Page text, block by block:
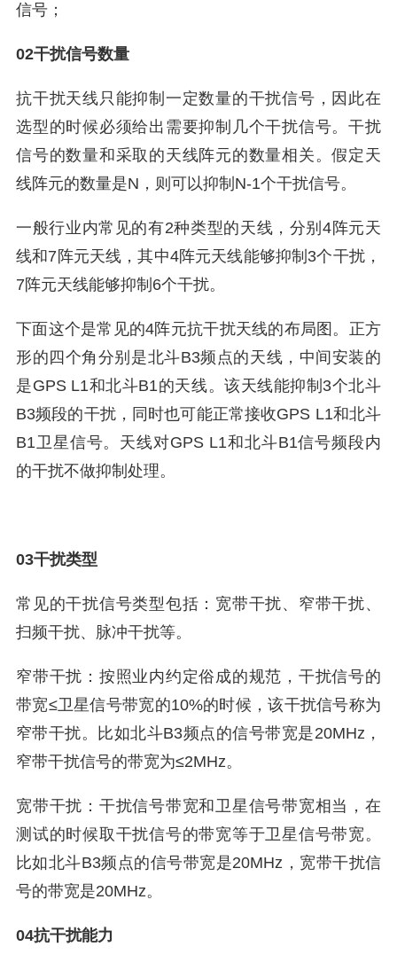
信号；
02干扰信号数量
抗干扰天线只能抑制一定数量的干扰信号，因此在
选型的时候必须给出需要抑制几个干扰信号。干扰
信号的数量和采取的天线阵元的数量相关。假定天
线阵元的数量是N，则可以抑制N-1个干扰信号。
一般行业内常见的有2种类型的天线，分别4阵元天
线和7阵元天线，其中4阵元天线能够抑制3个干扰，
7阵元天线能够抑制6个干扰。
下面这个是常见的4阵元抗干扰天线的布局图。正方
形的四个角分别是北斗B3频点的天线，中间安装的
是GPS L1和北斗B1的天线。该天线能抑制3个北斗
B3频段的干扰，同时也可能正常接收GPS L1和北斗
B1卫星信号。天线对GPS L1和北斗B1信号频段内
的干扰不做抑制处理。
03干扰类型
常见的干扰信号类型包括：宽带干扰、窄带干扰、
扫频干扰、脉冲干扰等。
窄带干扰：按照业内约定俗成的规范，干扰信号的
带宽≤卫星信号带宽的10%的时候，该干扰信号称为
窄带干扰。比如北斗B3频点的信号带宽是20MHz，
窄带干扰信号的带宽为≤2MHz。
宽带干扰：干扰信号带宽和卫星信号带宽相当，在
测试的时候取干扰信号的带宽等于卫星信号带宽。
比如北斗B3频点的信号带宽是20MHz，宽带干扰信
号的带宽是20MHz。
04抗干扰能力